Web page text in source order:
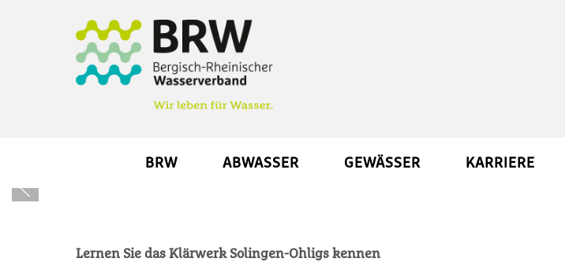
BRW ABWASSER GEWÄSSER KARRIERE
Lernen Sie das Klärwerk Solingen-Ohligs kennen